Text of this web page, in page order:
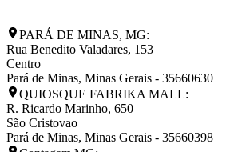
PARÁ DE MINAS, MG:
Rua Benedito Valadares, 153
Centro
Pará de Minas, Minas Gerais - 35660630
QUIOSQUE FABRIKA MALL:
R. Ricardo Marinho, 650
São Cristovao
Pará de Minas, Minas Gerais - 35660398